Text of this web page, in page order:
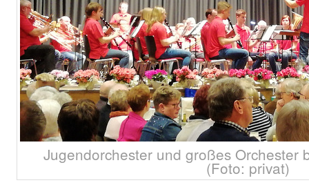
Jugendorchester und großes Orchester
(Foto: privat)